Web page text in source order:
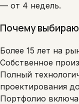
— от 4 недель.
Почему
Более 15 лет на
Собственное
Полный
проектирования
Портфолио